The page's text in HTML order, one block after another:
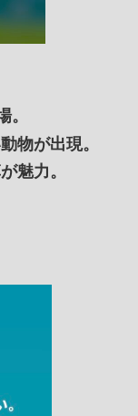
。
物が出現。
魅力。